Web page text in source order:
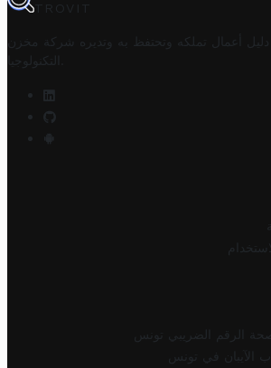
TROVIT
أعمال تملكه وتحتفظ به وتديره
شركة مخزن
التكنولوجيا
الرقم الضريبي تونس
الآيبان في تونس